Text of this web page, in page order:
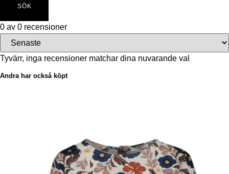
SÖK
0 av 0 recensioner
Tyvärr, inga recensioner matchar dina nuvarande val
Andra har också köpt